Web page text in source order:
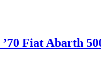
Fiat Abarth